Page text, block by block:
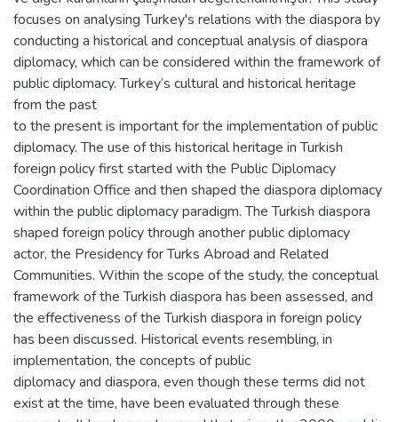
focuses on analysing Turkey's relations with the diaspora by
conducting a historical and conceptual analysis of diaspora
diplomacy, which can be considered within the framework of
public diplomacy. Turkey’s cultural and historical heritage
from the past
to the present is important for the implementation of public
diplomacy. The use of this historical heritage in Turkish
foreign policy first started with the Public Diplomacy
Coordination Office and then shaped the diaspora diplomacy
within the public diplomacy paradigm. The Turkish diaspora
shaped foreign policy through another public diplomacy
actor, the Presidency for Turks Abroad and Related
Communities. Within the scope of the study, the conceptual
framework of the Turkish diaspora has been assessed, and
the effectiveness of the Turkish diaspora in foreign policy
has been discussed. Historical events resembling, in
implementation, the concepts of public
diplomacy and diaspora, even though these terms did not
exist at the time, have been evaluated through these